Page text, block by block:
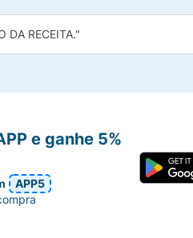
DA RECEITA."
e ganhe 5%
APP5